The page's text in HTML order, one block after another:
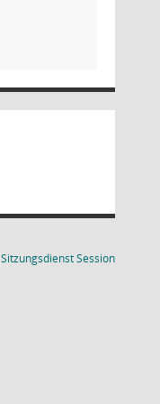
SitzungsdienstSession(Wird in